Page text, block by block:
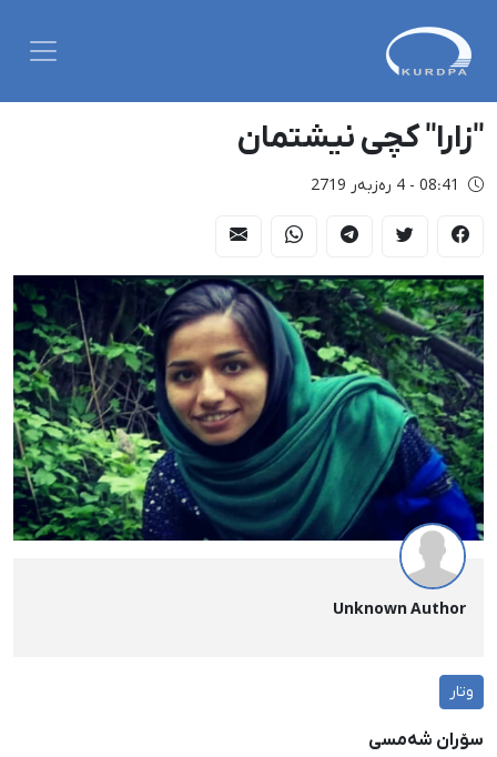
"زارا" کچی نیشتمان
08:41 - 4 رەزبەر 2719
Unknown Author
وتار
سۆران شەمسی